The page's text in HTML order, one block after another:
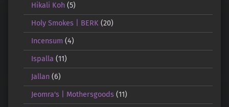
Hikali Koh(5)
Holy Smokes | BERK(20)
Incensum (4)
Ispalla (11)
Jallan(6)
Jeomra's | Mothersgoods(11)